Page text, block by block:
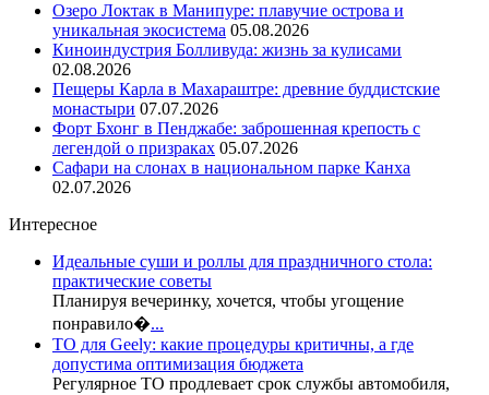
Озеро Локтак в Манипуре: плавучие острова и
уникальная экосистема 05.08.2026
Киноиндустрия Болливуда: жизнь за кулисами
02.08.2026
Пещеры Карла в Махараштре: древние буддистские
монастыри 07.07.2026
Форт Бхонг в Пенджабе: заброшенная крепость с
легендой о призраках 05.07.2026
Сафари на слонах в национальном парке Канха
02.07.2026
Интересное
Идеальные суши и роллы для праздничного стола:
практические советы
Планируя вечеринку, хочется, чтобы угощение
понравило�...
ТО для Geely: какие процедуры критичны, а где
допустима оптимизация бюджета
Регулярное ТО продлевает срок службы автомобиля,